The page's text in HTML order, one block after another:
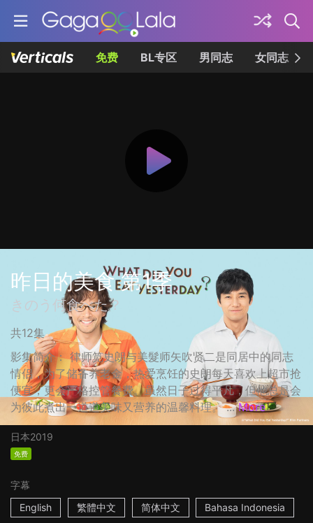
免费 BL专区 男同志 女同志
昨日的美食 第1季
きのう何食べた？
共12集
影集简介： 律师笕史朗与美髮师矢吹贤二是同居中的同志
情侣，为了储备养老金，热爱烹饪的史朗每天喜欢上超市抢
便宜，更会严格控管餐费。虽然日子过得平凡，但他总是会
为彼此煮出一道道美味又营养的温馨料理。 ... More
日本2019
免费
字幕
English
繁體中文 简体中文 Bahasa Indonesia